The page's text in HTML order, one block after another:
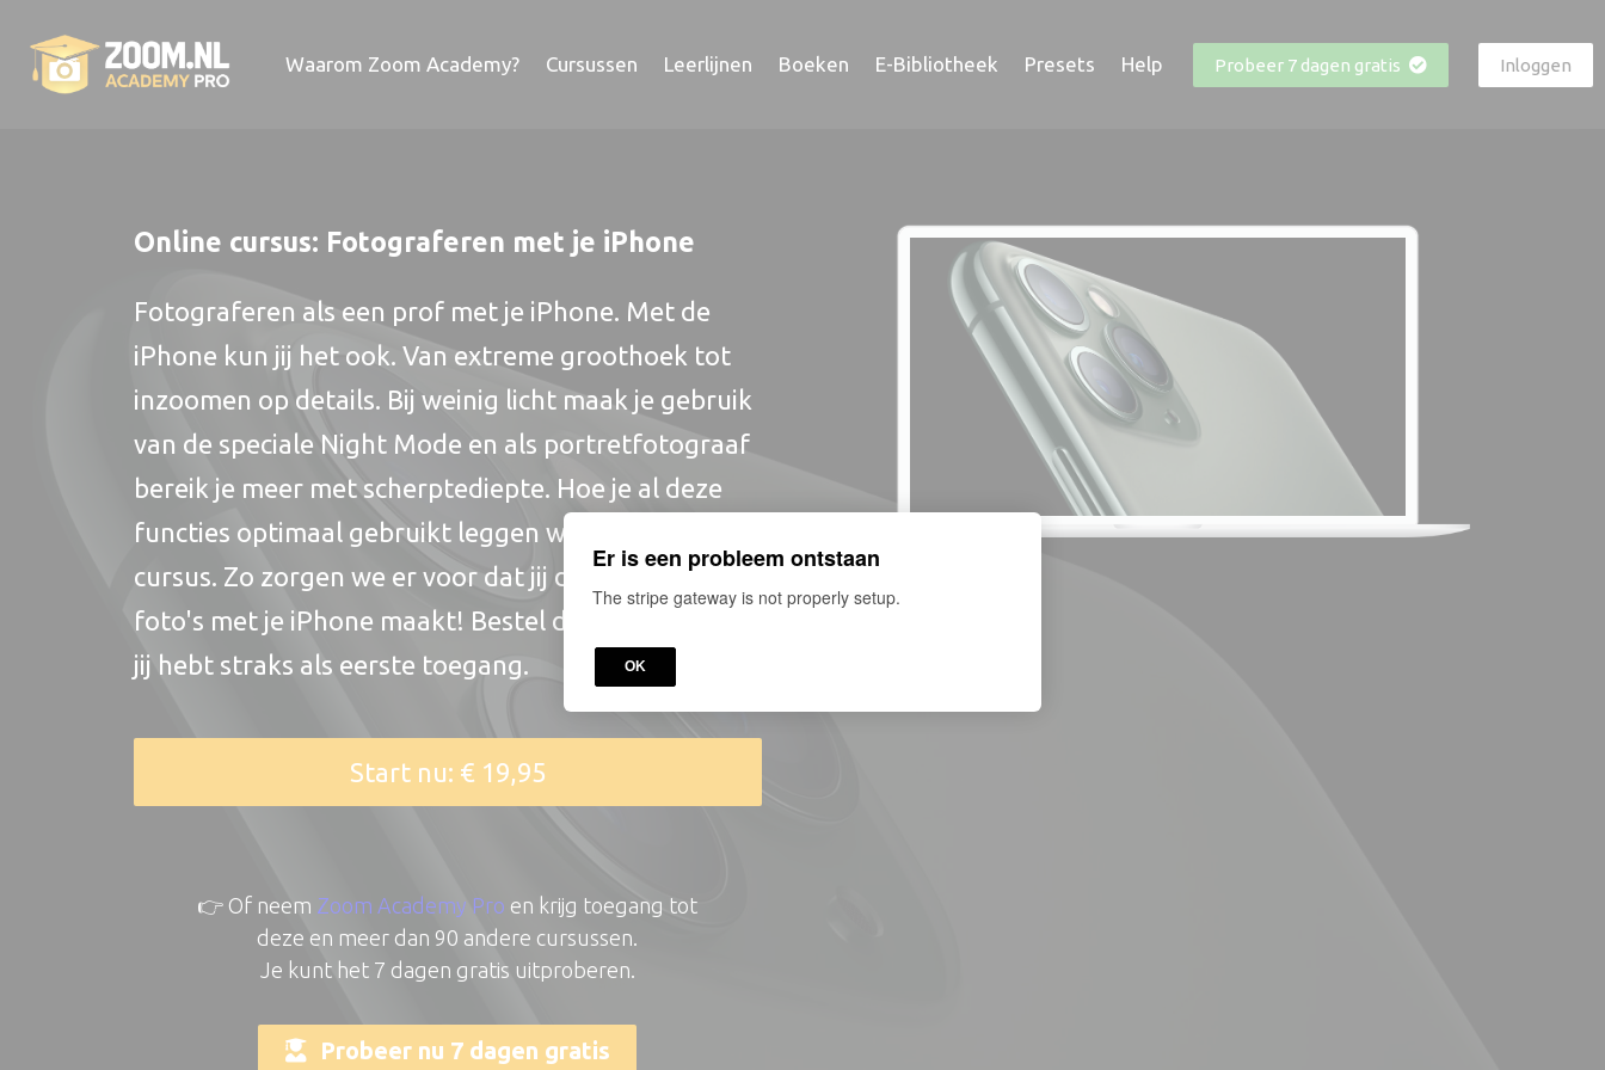
Waarom Zoom Academy? Cursussen Leerlijnen Boeken E-Bibliotheek Presets Help Probeer 7 dagen gratis Inloggen
Online cursus: Fotograferen met je iPhone
Fotograferen als een prof met je iPhone. Met de
iPhone kun jij het ook. Van extreme groothoek tot
inzoomen op details. Bij weinig licht maak je gebruik
van de speciale Night Mode en als portretfotograaf
bereik je meer met scherptediepte. Hoe je al deze
functies optimaal gebruikt leggen we je uit in deze
cursus. Zo zorgen we er voor dat jij de allerbeste
foto's met je iPhone maakt! Bestel de cursus nu en
jij hebt straks als eerste toegang.
Start nu: € 19,95
👉 Of neem Zoom Academy Pro en krijg toegang tot
deze en meer dan 90 andere cursussen.
Je kunt het 7 dagen gratis uitproberen.
Probeer nu 7 dagen gratis
Er is een probleem ontstaan
The stripe gateway is not properly setup.
OK